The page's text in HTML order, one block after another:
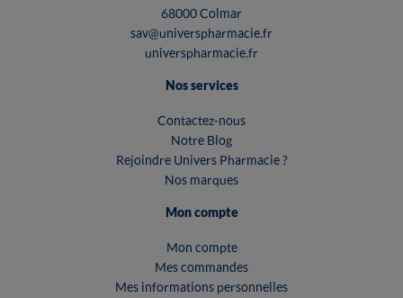
68000 Colmar
sav@universpharmacie.fr
universpharmacie.fr
Nos services
Contactez-nous
Notre Blog
Rejoindre Univers Pharmacie ?
Nos marques
Mon compte
Mon compte
Mes commandes
Mes informations personnelles